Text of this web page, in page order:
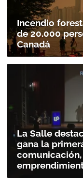
Incendio
de 20.000
Canadá
La Salle
gana la